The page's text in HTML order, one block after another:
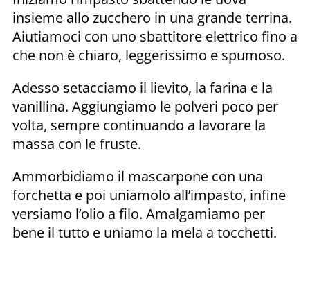
insieme allo zucchero in una grande terrina.
Aiutiamoci con uno sbattitore elettrico fino a
che non è chiaro, leggerissimo e spumoso.
Adesso setacciamo il lievito, la farina e la
vanillina. Aggiungiamo le polveri poco per
volta, sempre continuando a lavorare la
massa con le fruste.
Ammorbidiamo il mascarpone con una
forchetta e poi uniamolo all’impasto, infine
versiamo l’olio a filo. Amalgamiamo per
bene il tutto e uniamo la mela a tocchetti.